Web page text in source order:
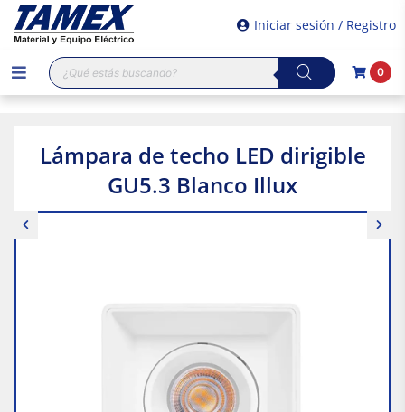
Iniciar sesión / Registro
Búsqueda
de
productos
0
Lámpara de techo LED dirigible
GU5.3 Blanco Illux